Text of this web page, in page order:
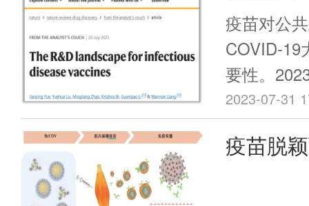
使其成为
键议题。
例剧增，
可能较往
业人士和
词来解释
疫债“的起
是一个尚
人综述
景！
疫苗对公
COVID-19
要性。
人在
drug
landscape
2023-07-31
疫苗脱